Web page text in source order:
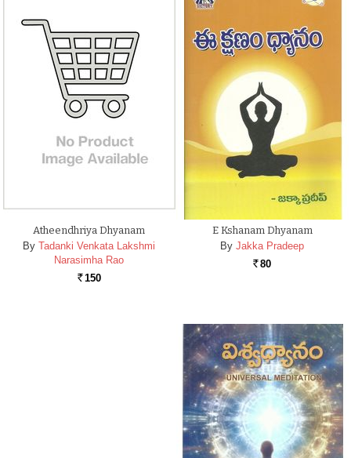
Atheendhriya Dhyanam
By Tadanki Venkata Lakshmi
Narasimha Rao
Rs. 150
E Kshanam Dhyanam
By Jakka Pradeep
Rs. 80